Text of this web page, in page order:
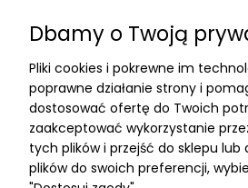
Znajdziesz nas
ADRES
MIMARI sp z o.o.
ul. Kurkowa 12
50-210 Wrocław
Dbamy o Twoją
Pliki cookies i pokrewne im
poprawne działanie strony i
dostosować ofertę do Twoich
zaakceptować wykorzystanie
tych plików i przejść do sklepu lub
plików do swoich preferencji,